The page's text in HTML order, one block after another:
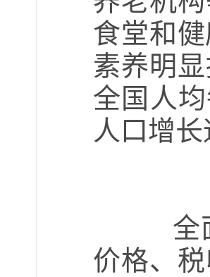
食堂和
素养明
全国人
人口增
全面
价格、